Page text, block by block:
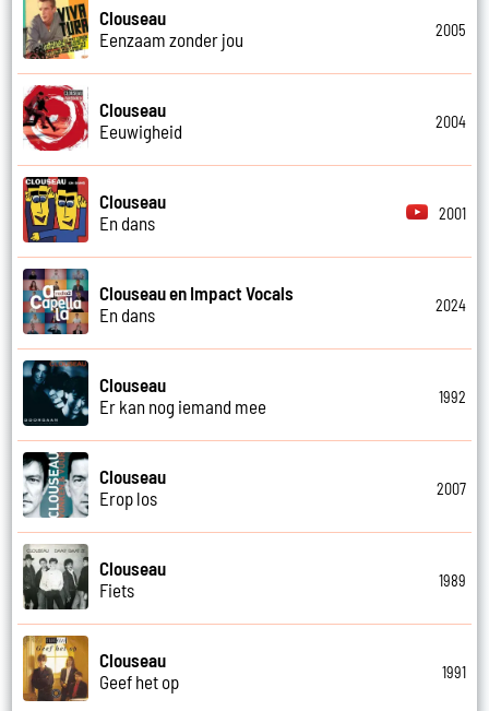
Clouseau
Eenzaam zonder jou
2005
Clouseau
Eeuwigheid
2004
Clouseau
En dans
2001
Clouseau en Impact Vocals
En dans
2024
Clouseau
Er kan nog iemand mee
1992
Clouseau
Erop los
2007
Clouseau
Fiets
1989
Clouseau
Geef het op
1991